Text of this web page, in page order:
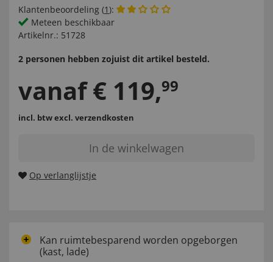
Klantenbeoordeling (1):
Meteen beschikbaar
Artikelnr.: 51728
2 personen hebben zojuist dit artikel besteld.
vanaf € 119,99
incl. btwexcl. verzendkosten
In de winkelwagen
Op verlanglijstje
Kan ruimtebesparend worden opgeborgen
(kast, lade)